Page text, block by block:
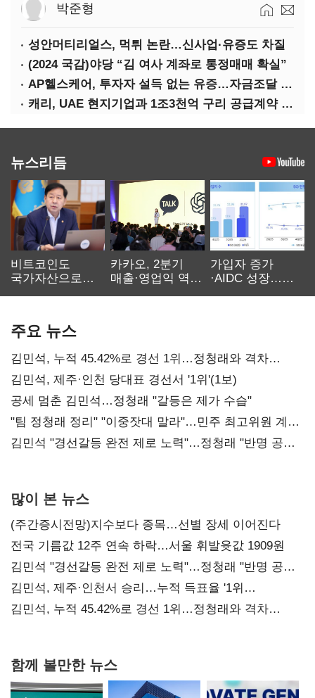
박준형
성안머티리얼스, 먹튀 논란…신사업·유증도 차질
(2024 국감)야당 “김 여사 계좌로 통정매매 확실”
AP헬스케어, 투자자 설득 없는 유증…자금조달 ‘빨간불’
캐리, UAE 현지기업과 1조3천억 구리 공급계약 체결
뉴스리듬
비트코인도
국가자산으로…'
카카오, 2분기
매출·영업익 역대
가입자 증가
·AIDC 성장…
주요 뉴스
김민석, 누적 45.42%로 경선 1위…정청래와 격차
0.86%p(2보)
김민석, 제주·인천 당대표 경선서 '1위'(1보)
공세 멈춘 김민석…정청래 "갈등은 제가 수습"
"팀 정청래 정리" "이중잣대 말라"…민주 최고위원 계파
다툼 격화
김민석 "경선갈등 완전 제로 노력"…정청래 "반명 공세
많이 본 뉴스
(주간증시전망)지수보다 종목…선별 장세 이어진다
전국 기름값 12주 연속 하락…서울 휘발윳값 1909원
김민석 "경선갈등 완전 제로 노력"…정청래 "반명 공세
사과부터"
김민석, 제주·인천서 승리…누적 득표율 '1위
탈환'(종합)
김민석, 누적 45.42%로 경선 1위…정청래와 격차
함께 볼만한 뉴스